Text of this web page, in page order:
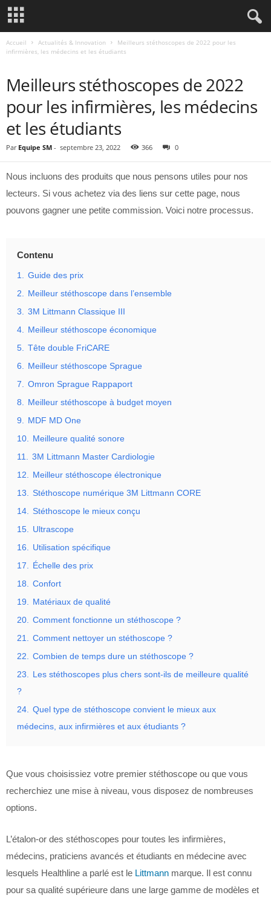
Accueil Actualités & Innovation
Meilleurs stéthoscopes de 2022 pour les
infirmières, les médecins et les étudiants
Meilleurs stéthoscopes de 2022
pour les infirmières, les médecins
et les étudiants
Par Equipe SM - septembre 23, 2022 366 0
Nous incluons des produits que nous pensons utiles pour nos
lecteurs. Si vous achetez via des liens sur cette page, nous
pouvons gagner une petite commission. Voici notre processus.
Contenu
1. Guide des prix
2. Meilleur stéthoscope dans l’ensemble
3. 3M Littmann Classique III
4. Meilleur stéthoscope économique
5. Tête double FriCARE
6. Meilleur stéthoscope Sprague
7. Omron Sprague Rappaport
8. Meilleur stéthoscope à budget moyen
9. MDF MD One
10. Meilleure qualité sonore
11. 3M Littmann Master Cardiologie
12. Meilleur stéthoscope électronique
13. Stéthoscope numérique 3M Littmann CORE
14. Stéthoscope le mieux conçu
15. Ultrascope
16. Utilisation spécifique
17. Échelle des prix
18. Confort
19. Matériaux de qualité
20. Comment fonctionne un stéthoscope ?
21. Comment nettoyer un stéthoscope ?
22. Combien de temps dure un stéthoscope ?
23. Les stéthoscopes plus chers sont-ils de meilleure qualité
?
24. Quel type de stéthoscope convient le mieux aux
médecins, aux infirmières et aux étudiants ?
Que vous choisissiez votre premier stéthoscope ou que vous
recherchiez une mise à niveau, vous disposez de nombreuses
options.
L’étalon-or des stéthoscopes pour toutes les infirmières,
médecins, praticiens avancés et étudiants en médecine avec
lesquels Healthline a parlé est le Littmann marque. Il est connu
pour sa qualité supérieure dans une large gamme de modèles et